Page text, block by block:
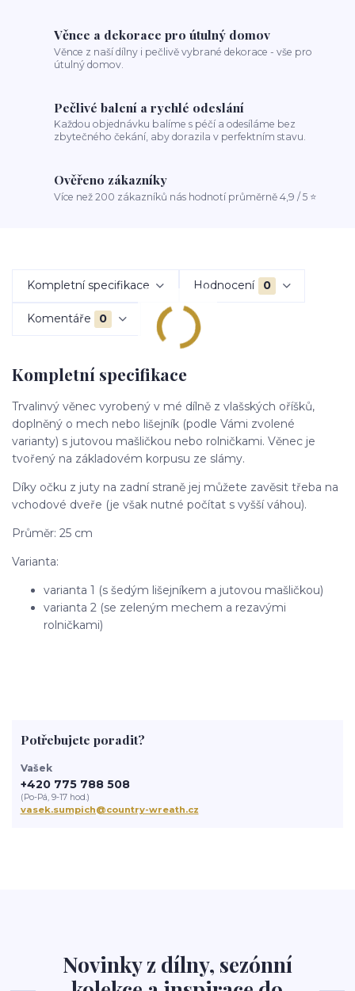
Věnce a dekorace pro útulný domov
Věnce z naší dílny i pečlivě vybrané dekorace - vše pro
útulný domov.
Pečlivé balení a rychlé odeslání
Každou objednávku balíme s péčí a odesíláme bez
zbytečného čekání, aby dorazila v perfektním stavu.
Ověřeno zákazníky
Více než 200 zákazníků nás hodnotí průměrně 4,9 / 5 ⭐
Kompletní specifikace Hodnocení 0
Komentáře 0
Kompletní specifikace
Trvalinvý věnec vyrobený v mé dílně z vlašských oříšků,
doplněný o mech nebo lišejník (podle Vámi zvolené
varianty) s jutovou mašličkou nebo rolničkami. Věnec je
tvořený na základovém korpusu ze slámy.
Díky očku z juty na zadní straně jej můžete zavěsit třeba na
vchodové dveře (je však nutné počítat s vyšší váhou).
Průměr: 25 cm
Varianta:
varianta 1 (s šedým lišejníkem a jutovou mašličkou)
varianta 2 (se zeleným mechem a rezavými
rolničkami)
Potřebujete poradit?
Vašek
+420 775 788 508
(Po-Pá, 9-17 hod.)
vasek.sumpich@country-wreath.cz
Novinky z dílny, sezónní